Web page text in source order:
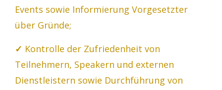
Events sowie Informierung Vorgesetzter
über Gründe;
✓ Kontrolle der Zufriedenheit von
Teilnehmern, Speakern und externen
Dienstleistern sowie Durchführung von